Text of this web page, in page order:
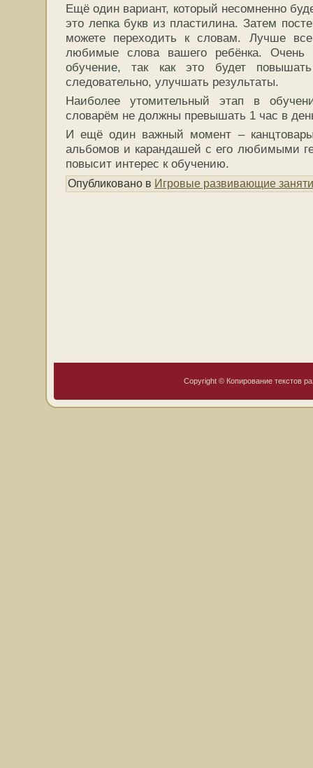
Ещё один вариант, который несомненно
это лепка букв из пластилина. Затем
можете переходить к словам. Лучше
любимые слова вашего ребёнка. Очень
обучение, так как это будет
следовательно, улучшать результаты.
Наиболее утомительный этап в
словарём не должны превышать 1 час в
И ещё один важный момент –
альбомов и карандашей с его любимыми
повысит интерес к обучению.
Опубликовано в Игровые развивающие
Copyright © Копирование текстов